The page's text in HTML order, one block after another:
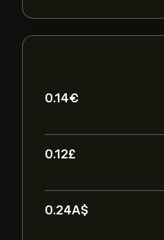
0.14‎€‎
0.12‎£‎
0.24‎A$‎